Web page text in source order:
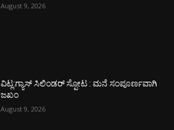
August 9, 2026
ವಿಟ್ಲ:ಗ್ಯಾಸ್ ಸಿಲಿಂಡರ್ ಸ್ಪೋಟ : ಮನೆ ಸಂಪೂರ್ಣವಾಗಿ
ಜಖಂ
August 9, 2026